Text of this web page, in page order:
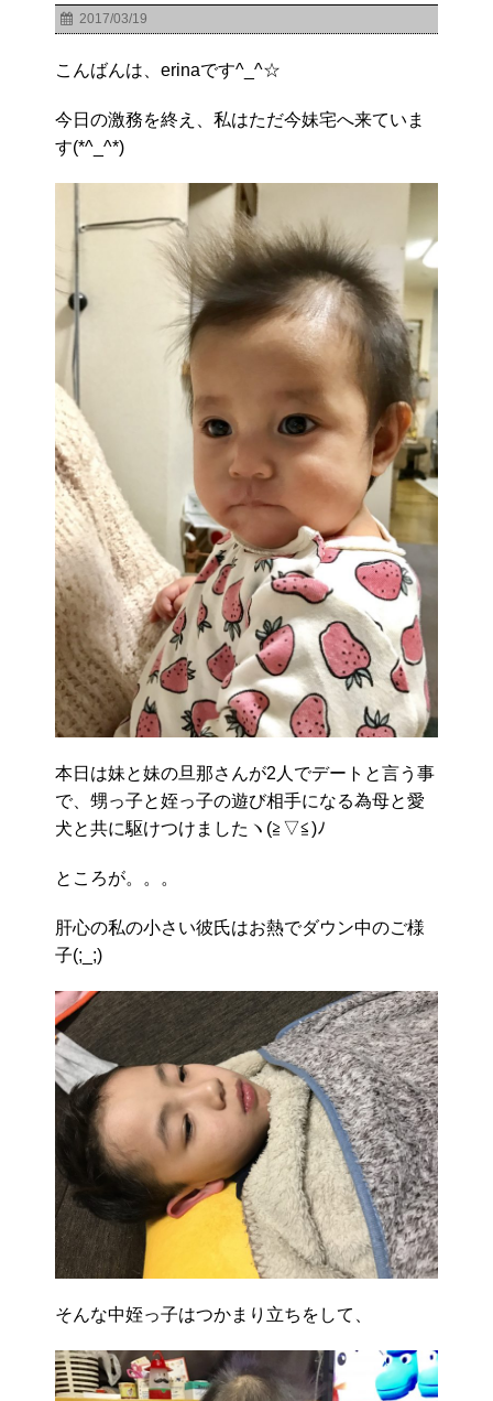
2017/03/19
こんばんは、erinaです^_^☆
今日の激務を終え、私はただ今妹宅へ来ていま
す(*^_^*)
本日は妹と妹の旦那さんが2人でデートと言う事
で、甥っ子と姪っ子の遊び相手になる為母と愛
犬と共に駆けつけましたヽ(≧▽≦)ﾉ
ところが。。。
肝心の私の小さい彼氏はお熱でダウン中のご様
子(;_;)
そんな中姪っ子はつかまり立ちをして、